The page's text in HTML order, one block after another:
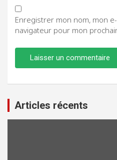
Enregistrer mon nom, mon
navigateur pour mon
Articles récents